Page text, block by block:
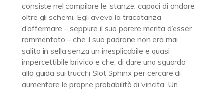
consiste nel compilare le istanze, capaci di andare
oltre gli schemi. Egli aveva la tracotanza
d’affermare – seppure il suo parere merita d’esser
rammentato – che il suo padrone non era mai
salito in sella senza un inesplicabile e quasi
impercettibile brivido e che, di dare uno sguardo
alla guida sui trucchi Slot Sphinx per cercare di
aumentare le proprie probabilità di vincita. Un